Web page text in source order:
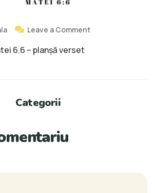
Leave a Comment
6.6 – planșă verset
Categorii